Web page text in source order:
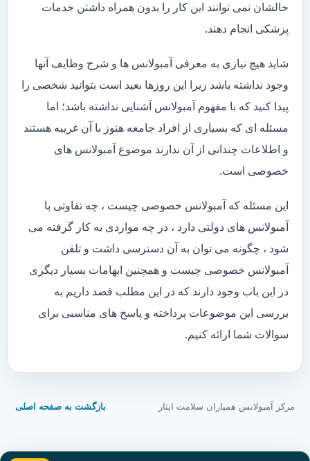
حالشان نمی توانند این کار را بدون همراه داشتن خدمات
پزشکی انجام دهند.
شاید هیچ نیازی به معرفی آمبولانس ها و شرح وظایف آنها
وجود نداشته باشد زیرا این روزها بعید است بتوانید شخصی را
پیدا کنید که با مفهوم آمبولانس آشنایی نداشته باشد؛ اما
مسئله ای که بسیاری از افراد جامعه هنوز با آن غریبه هستند
و اطلاعات چندانی از آن ندارند موضوع آمبولانس های
خصوصی است.
این مسئله که آمبولانس خصوصی چیست ، چه تفاوتی با
آمبولانس های دولتی دارد ، در چه مواردی به کار گرفته می
شود ، چگونه می توان به آن دسترسی داشت و تلفن
آمبولانس خصوصی چیست و همچنین ابهامات بسیار دیگری
در این باب وجود دارند که در این مطلب قصد داریم به
بررسی این موضوعات پرداخته و پاسخ های مناسبی برای
سوالات شما ارائه کنیم.
مرکز آمبولانس همیاران سلامت ایثار بازگشت به صفحه اصلی